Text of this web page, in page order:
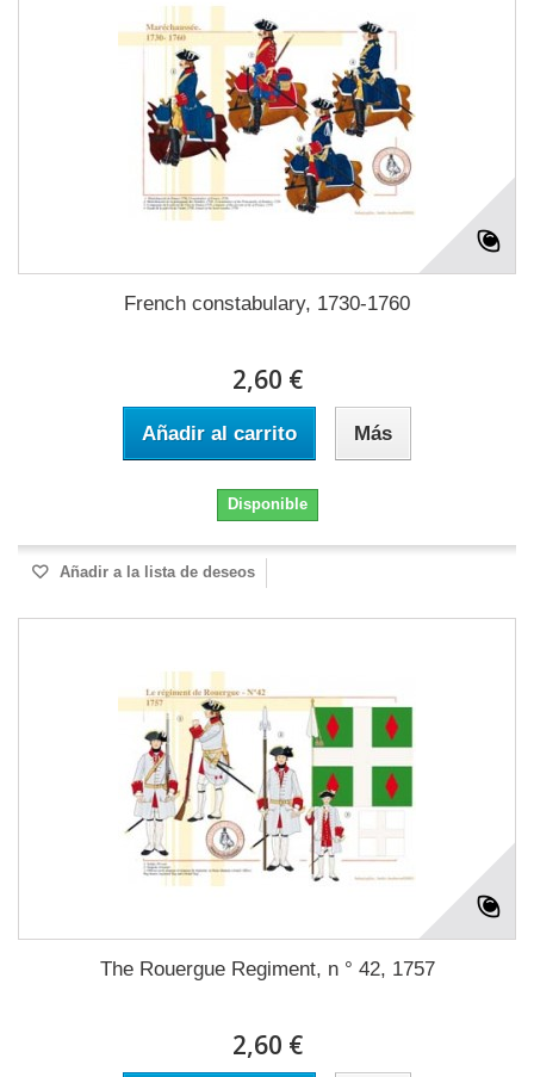
French constabulary, 1730-1760
2,60 €
Añadir al carrito Más
Disponible
Añadir a la lista de deseos
The Rouergue Regiment, n ° 42, 1757
2,60 €